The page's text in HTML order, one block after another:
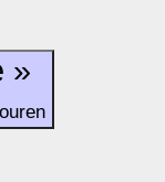
Zurück zur Startseite »